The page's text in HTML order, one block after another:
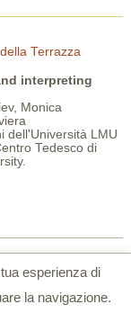
Terrazza
interpreting
Monica
dell'Università LMU
Tedesco di
www.dszv.it|Privacy
esperienza di
la navigazione.